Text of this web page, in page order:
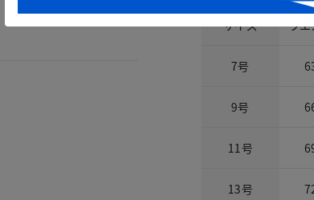
サイズ ウ
7号
9号
11号
13号